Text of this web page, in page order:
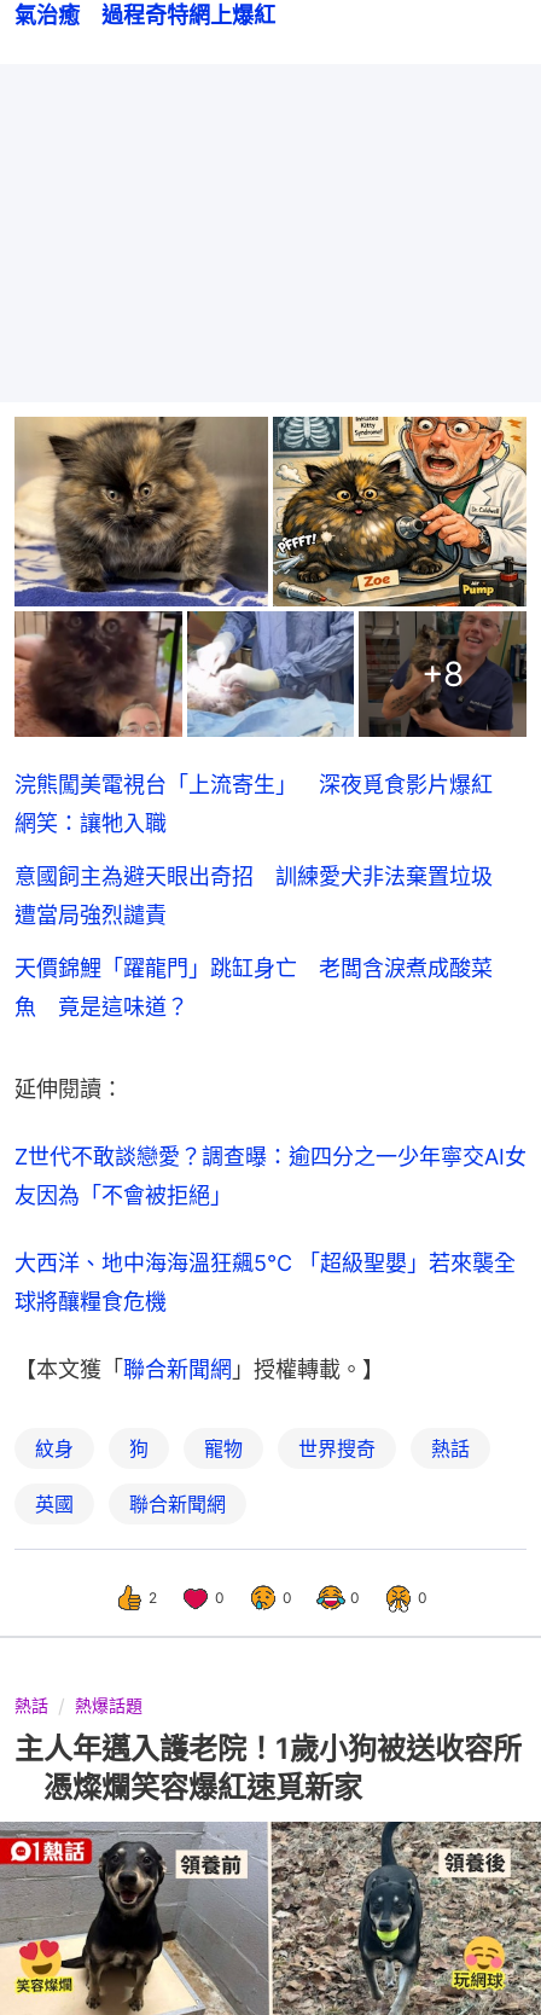
氣治癒　過程奇特網上爆紅
+8
浣熊闖美電視台「上流寄生」 深夜覓食影片爆紅
網笑：讓牠入職
意國飼主為避天眼出奇招 訓練愛犬非法棄置垃圾
遭當局強烈譴責
天價錦鯉「躍龍門」跳缸身亡 老闆含淚煮成酸菜
魚 竟是這味道？
延伸閱讀：
Z世代不敢談戀愛？調查曝：逾四分之一少年寧交AI女
友因為「不會被拒絕」
大西洋、地中海海溫狂飆5°C 「超級聖嬰」若來襲全
球將釀糧食危機
【本文獲「 聯合新聞網 」授權轉載。】
紋身 狗 寵物 世界搜奇 熱話
英國 聯合新聞網
2 0 0 0 0
熱話 熱爆話題
主人年邁入護老院！1歲小狗被送收容所
憑燦爛笑容爆紅速覓新家